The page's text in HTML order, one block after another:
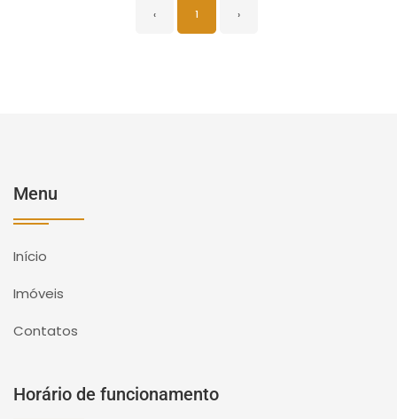
‹ 1 ›
Menu
Início
Imóveis
Contatos
Horário de funcionamento